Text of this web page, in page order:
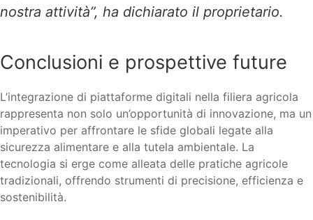
nostra attività”, ha dichiarato il proprietario.
Conclusioni e prospettive future
L’integrazione di piattaforme digitali nella filiera agricola
rappresenta non solo un’opportunità di innovazione, ma un
imperativo per affrontare le sfide globali legate alla
sicurezza alimentare e alla tutela ambientale. La
tecnologia si erge come alleata delle pratiche agricole
tradizionali, offrendo strumenti di precisione, efficienza e
sostenibilità.